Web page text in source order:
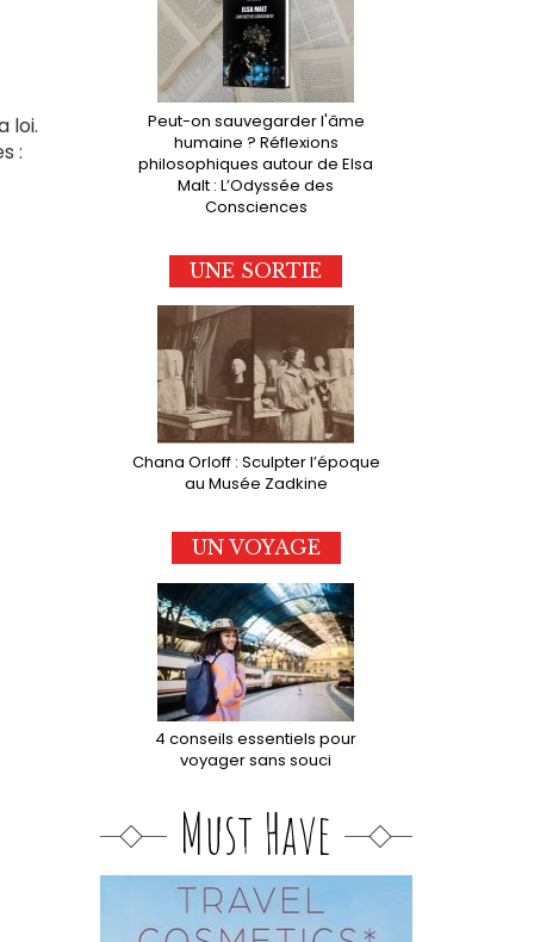
loi.
:
Peut-on sauvegarder l'âme
humaine ? Réflexions
philosophiques autour de Elsa
Malt : L’Odyssée des
Consciences
UNE SORTIE
Chana Orloff : Sculpter l’époque
au Musée Zadkine
UN VOYAGE
4 conseils essentiels pour
voyager sans souci
Must Have